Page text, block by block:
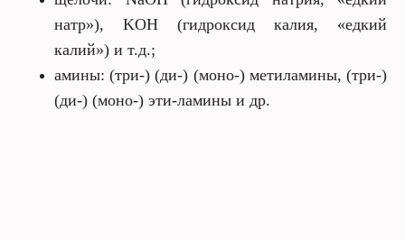
натр»), KOH (гидроксид калия, «едкий
калий») и т.д.;
амины: (три-) (ди-) (моно-) метиламины, (три-)
(ди-) (моно-) эти-ламины и др.